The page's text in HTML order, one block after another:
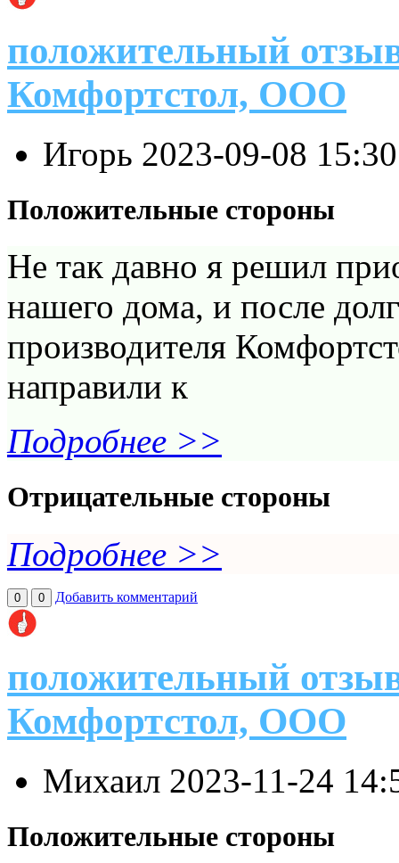
положительный
Комфортстол, ООО
Игорь 2023-09-08
Положительные стороны
Не так давно я решил
нашего дома, и после
производителя
направили к
Подробнее >>
Отрицательные стороны
Подробнее >>
0 0 Добавить комментарий
положительный
Комфортстол, ООО
Михаил 2023-11-24
Положительные стороны